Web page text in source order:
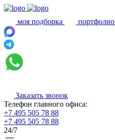
моя подборка портфолио
Заказать звонок
Телефон главного офиса:
+7 495 505 78 88
+7 495 505 78 88
24/7